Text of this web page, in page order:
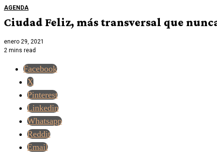
AGENDA
Ciudad Feliz, más transversal que
enero 29, 2021
2 mins read
Facebook
X
Pinterest
Linkedin
Whatsapp
Reddit
Email